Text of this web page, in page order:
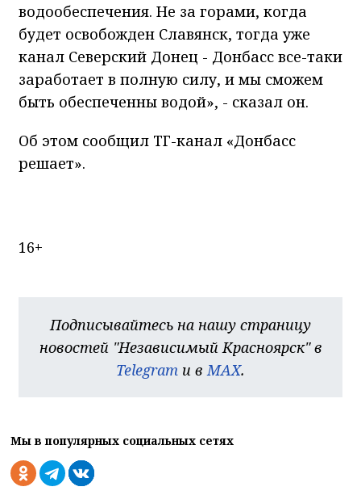
водообеспечения. Не за горами, когда
будет освобожден Славянск, тогда уже
канал Северский Донец - Донбасс все-таки
заработает в полную силу, и мы сможем
быть обеспеченны водой», - сказал он.
Об этом сообщил ТГ-канал «Донбасс
решает».
16+
Подписывайтесь на нашу страницу
новостей "Независимый Красноярск" в
Telegram и вMAX.
Мы в популярных социальных сетях